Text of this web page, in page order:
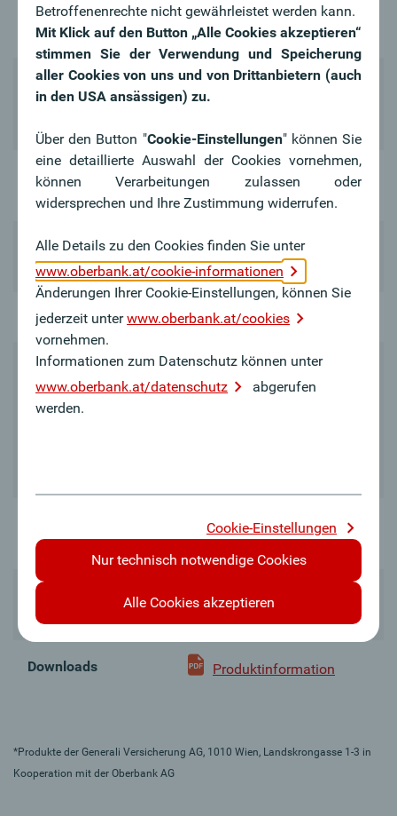
Tarife*
Er- und
Ablebensversicherung
Veranlagung Klassischer Deckungsstock
Garantien
Versicherungssumme
Verwendungszweck
Ansparen
Absicherung
Prämienzahlung Laufend
Einschluss
Vorsichtiger Anlegertyp
Ablebensschutz
50% - 150% der garantierten
Versicherungssumme wählbar
Downloads Produktinformation
*Produkte der Generali Versicherung AG, 1010 Wien, Landskrongasse 1-3 in
Kooperation mit der Oberbank AG
Betroffenenrechte nicht gewährleistet werden kann.
Mit Klick auf den Button „Alle Cookies akzeptieren“
stimmen Sie der Verwendung und Speicherung
aller Cookies von uns und von Drittanbietern (auch
in den USA ansässigen) zu.
Über den Button "Cookie-Einstellungen" können Sie
eine detaillierte Auswahl der Cookies vornehmen,
können Verarbeitungen zulassen oder
widersprechen und Ihre Zustimmung widerrufen.
Alle Details zu den Cookies finden Sie unter
www.oberbank.at/cookie-informationen
Änderungen Ihrer Cookie-Einstellungen, können Sie
jederzeit unterwww.oberbank.at/cookies
vornehmen.
Informationen zum Datenschutz können unter
www.oberbank.at/datenschutz
abgerufen
werden.
Cookie-Einstellungen
Nur technisch notwendige Cookies
Alle Cookies akzeptieren